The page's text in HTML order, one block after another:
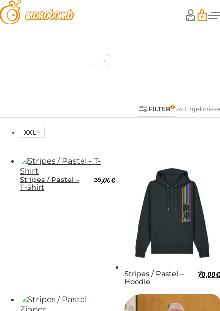
Shop
24 Ergebnisse
FILTER
XXL
Stripes / Pastel –
T-Shirt
35,00€
Stripes / Pastel –
Hoodie
70,00€